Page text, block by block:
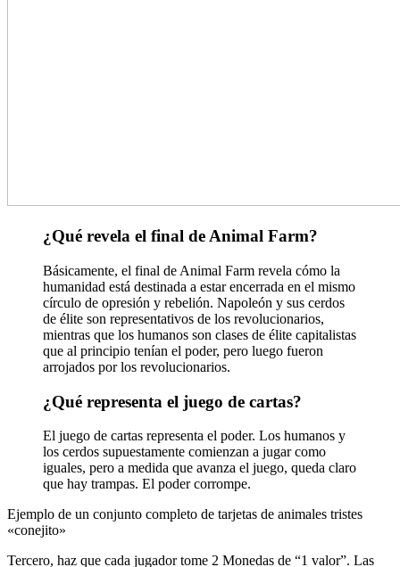
¿Qué revela el final de Animal Farm?
Básicamente, el final de Animal Farm revela cómo la
humanidad está destinada a estar encerrada en el mismo
círculo de opresión y rebelión. Napoleón y sus cerdos
de élite son representativos de los revolucionarios,
mientras que los humanos son clases de élite capitalistas
que al principio tenían el poder, pero luego fueron
arrojados por los revolucionarios.
¿Qué representa el juego de cartas?
El juego de cartas representa el poder. Los humanos y
los cerdos supuestamente comienzan a jugar como
iguales, pero a medida que avanza el juego, queda claro
que hay trampas. El poder corrompe.
Ejemplo de un conjunto completo de tarjetas de animales tristes
«conejito»
Tercero, haz que cada jugador tome 2 Monedas de “1 valor”. Las